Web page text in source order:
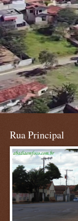
Rua Principal